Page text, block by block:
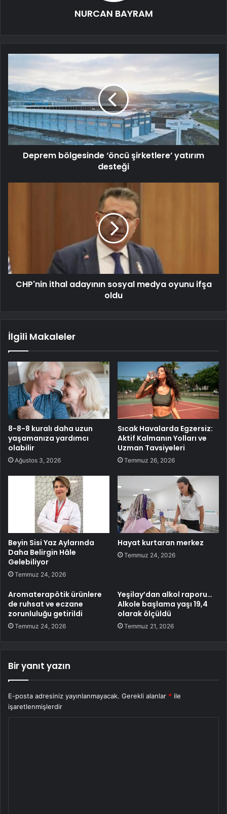
NURCAN BAYRAM
Deprem bölgesinde ‘öncü şirketlere’ yatırım
desteği
CHP'nin ithal adayının sosyal medya oyunu ifşa
oldu
İlgili Makaleler
8-8-8 kuralı daha uzun
yaşamanıza yardımcı
olabilir
Ağustos 3, 2026
Sıcak Havalarda Egzersiz:
Aktif Kalmanın Yolları ve
Uzman Tavsiyeleri
Temmuz 26, 2026
Beyin Sisi Yaz Aylarında
Daha Belirgin Hâle
Gelebiliyor
Temmuz 24, 2026
Hayat kurtaran merkez
Temmuz 24, 2026
Aromaterapötik ürünlere
de ruhsat ve eczane
zorunluluğu getirildi
Temmuz 24, 2026
Yeşilay’dan alkol raporu…
Alkole başlama yaşı 19,4
olarak ölçüldü
Temmuz 21, 2026
Bir yanıt yazın
E-posta adresiniz yayınlanmayacak. Gerekli alanlar * ile
işaretlenmişlerdir